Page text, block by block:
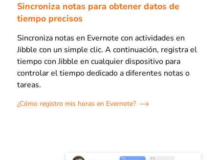
Sincroniza notas para obtener datos de
tiempo precisos
Sincroniza notas en Evernote con actividades en
Jibble con un simple clic. A continuación, registra el
tiempo con Jibble en cualquier dispositivo para
controlar el tiempo dedicado a diferentes notas o
tareas.
¿Cómo registro mis horas en Evernote?